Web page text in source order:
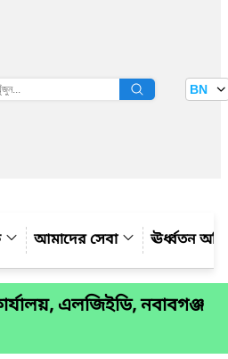
তথ্য বাতায়ন BN
আমাদের সেবা ঊর্ধ্বতন
এলজিইডি, নবাবগঞ্জ